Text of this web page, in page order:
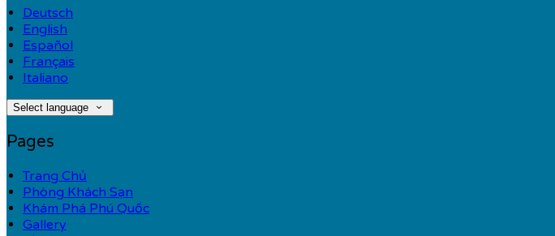
Deutsch
English
Español
Français
Italiano
Select language
Pages
Trang Chủ
Phòng Khách Sạn
Khám Phá Phú Quốc
Gallery